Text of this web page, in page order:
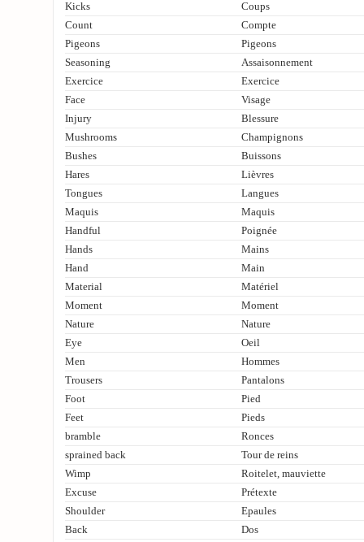
Kicks
Coups
Count
Compte
Pigeons
Pigeons
Seasoning
Assaisonnement
Exercice
Exercice
Face
Visage
Injury
Blessure
Mushrooms
Champignons
Bushes
Buissons
Hares
Lièvres
Tongues
Langues
Maquis
Maquis
Handful
Poignée
Hands
Mains
Hand
Main
Material
Matériel
Moment
Moment
Nature
Nature
Eye
Oeil
Men
Hommes
Trousers
Pantalons
Foot
Pied
Feet
Pieds
bramble
Ronces
sprained back
Tour de reins
Wimp
Roitelet, mauviette
Excuse
Prétexte
Shoulder
Epaules
Back
Dos